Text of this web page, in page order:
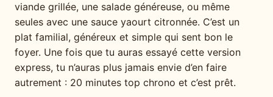
viande grillée, une salade généreuse, ou même
seules avec une sauce yaourt citronnée. C’est un
plat familial, généreux et simple qui sent bon le
foyer. Une fois que tu auras essayé cette version
express, tu n’auras plus jamais envie d’en faire
autrement : 20 minutes top chrono et c’est prêt.